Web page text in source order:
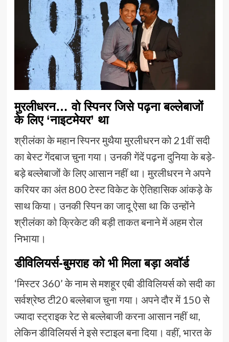
मुरलीधरन… वो स्पिनर जिसे पढ़ना बल्लेबाजों
के लिए ‘नाइटमेयर’ था
श्रीलंका के महान स्पिनर मुथैया मुरलीधरन को 21वीं सदी
का बेस्ट गेंदबाज चुना गया। उनकी गेंदें पढ़ना दुनिया के बड़े-
बड़े बल्लेबाजों के लिए आसान नहीं था। मुरलीधरन ने अपने
करियर का अंत 800 टेस्ट विकेट के ऐतिहासिक आंकड़े के
साथ किया। उनकी स्पिन का जादू ऐसा था कि उन्होंने
श्रीलंका को क्रिकेट की बड़ी ताकत बनाने में अहम रोल
निभाया।
डीविलियर्स-बुमराह को भी मिला बड़ा अवॉर्ड
‘मिस्टर 360’ के नाम से मशहूर एबी डीविलियर्स को सदी का
सर्वश्रेष्ठ टी20 बल्लेबाज चुना गया। अपने दौर में 150 से
ज्यादा स्ट्राइक रेट से बल्लेबाजी करना आसान नहीं था,
लेकिन डीविलियर्स ने इसे स्टाइल बना दिया। वहीं, भारत के